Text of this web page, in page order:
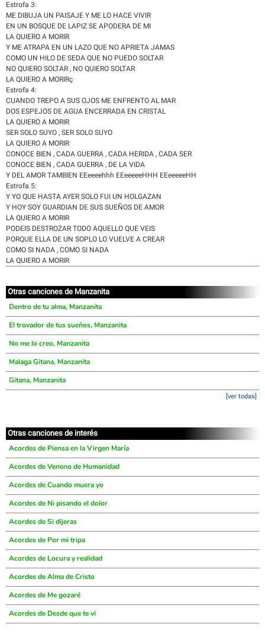
Estrofa 3:
ME DIBUJA UN PAISAJE Y ME LO HACE VIVIR
EN UN BOSQUE DE LAPIZ SE APODERA DE MI
LA QUIERO A MORIR
Y ME ATRAPA EN UN LAZO QUE NO APRIETA JAMAS
COMO UN HILO DE SEDA QUE NO PUEDO SOLTAR
NO QUIERO SOLTAR , NO QUIERO SOLTAR
LA QUIERO A MORIRç
Estrofa 4:
CUANDO TREPO A SUS OJOS ME ENFRENTO AL MAR
DOS ESPEJOS DE AGUA ENCERRADA EN CRISTAL
LA QUIERO A MORIR
SER SOLO SUYO , SER SOLO SUYO
LA QUIERO A MORIR
CONOCE BIEN , CADA GUERRA , CADA HERIDA , CADA SER
CONOCE BIEN , CADA GUERRA , DE LA VIDA
Y DEL AMOR TAMBIEN EEeeeehhh EEeeeeeHHH EEeeeeeHH
Estrofa 5:
Y YO QUE HASTA AYER SOLO FUI UN HOLGAZAN
Y HOY SOY GUARDIAN DE SUS SUEÑOS DE AMOR
LA QUIERO A MORIR
PODEIS DESTROZAR TODO AQUELLO QUE VEIS
PORQUE ELLA DE UN SOPLO LO VUELVE A CREAR
COMO SI NADA , COMO SI NADA
LA QUIERO A MORIR
Otras canciones de Manzanita
Dentro de tu alma, Manzanita
El trovador de tus sueños, Manzanita
No me lo creo, Manzanita
Malaga Gitana, Manzanita
Gitana, Manzanita
[ver todas]
Otras canciones de interés
Acordes de Piensa en la Virgen María
Acordes de Veneno de Humanidad
Acordes de Cuando muera yo
Acordes de Ni pisando el dolor
Acordes de Si dijeras
Acordes de Por mi tripa
Acordes de Locura y realidad
Acordes de Alma de Cristo
Acordes de Me gozaré
Acordes de Desde que te vi